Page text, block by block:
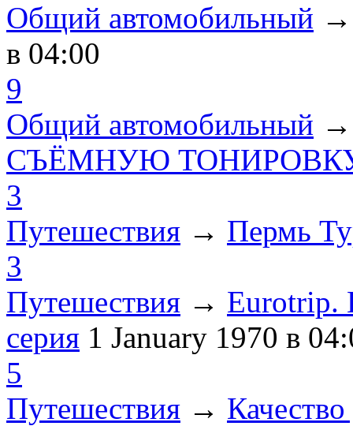
Общий автомобильный
в 04:00
9
Общий автомобильный
СЪЁМНУЮ
3
Путешествия → Пермь
3
Путешествия → Eurotrip.
серия 1 January 1970 в
5
Путешествия →